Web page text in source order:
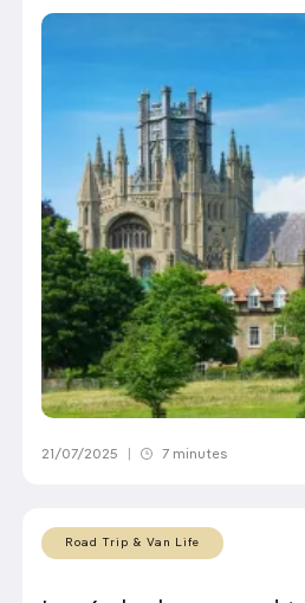
21/07/2025 7 minutes
Road Trip & Van Life